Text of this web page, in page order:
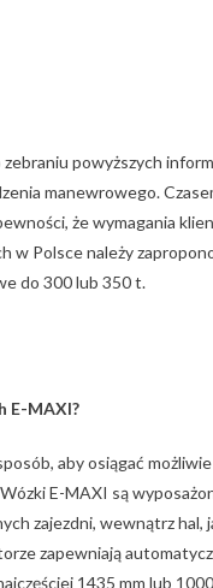
powyższych
manewrowego.
że wymagania
w Polsce należy
do 300 lub 350 t.
E-MAXI?
aby osiągać
E-MAXI są
zajezdni, wewnątrz
zapewniają
1435 mm lub